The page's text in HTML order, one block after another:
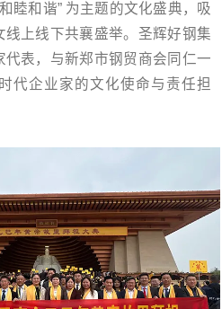
睦和谐” 为主题的文化盛典，吸
上线下共襄盛举。圣辉好钢集
代表，与新郑市钢贸商会同仁一
代企业家的文化使命与责任担